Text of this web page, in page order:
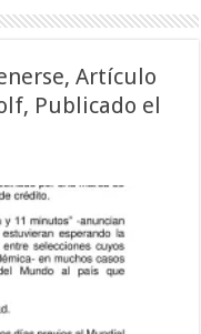
Artículo
Publicado el